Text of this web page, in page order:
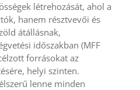
létrehozását, ahol a
hanem résztvevői és
átállásnak,
időszakban (MFF
forrásokat az
helyi szinten.
lenne minden